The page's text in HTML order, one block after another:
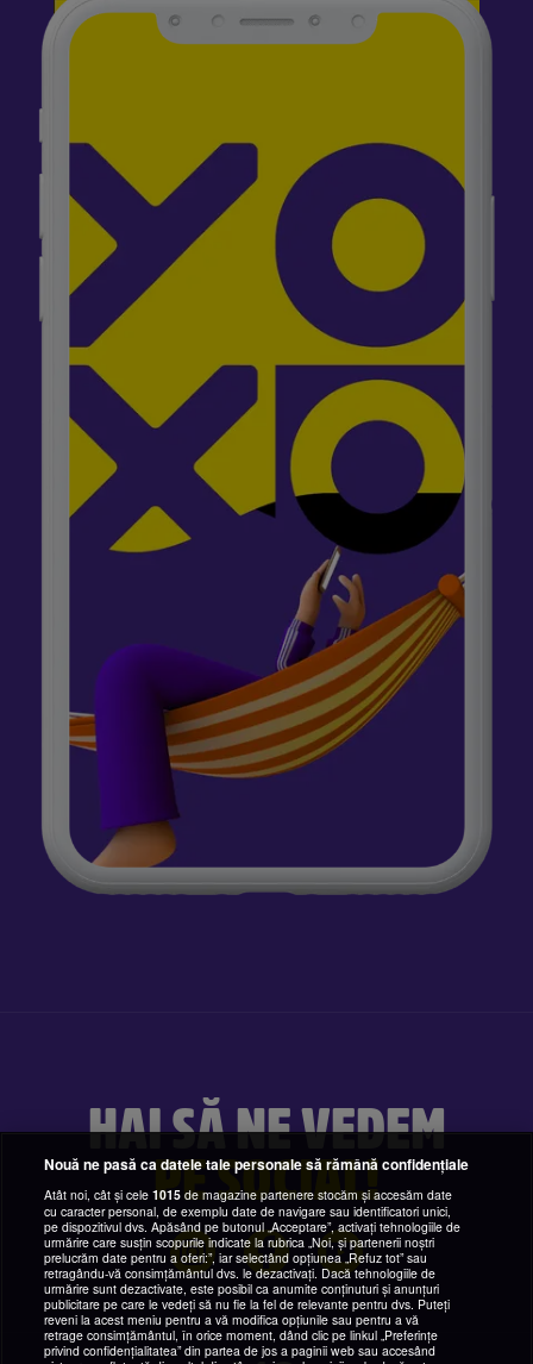
HAI SĂ NE VEDEM
PE SOCIAL!
Nouă ne pasă ca datele tale personale să rămână confidențiale
Atât noi, cât și cele1015 de magazine partenere stocăm și accesăm date
cu caracter personal, de exemplu date de navigare sau identificatori unici,
pe dispozitivul dvs. Apăsând pe butonul „Acceptare”, activați tehnologiile de
urmărire care susțin scopurile indicate la rubrica „Noi, și partenerii noștri
prelucrăm date pentru a oferi:”, iar selectând opțiunea „Refuz tot” sau
retragându-vă consimțământul dvs. le dezactivați. Dacă tehnologiile de
urmărire sunt dezactivate, este posibil ca anumite conținuturi și anunțuri
publicitare pe care le vedeți să nu fie la fel de relevante pentru dvs. Puteți
reveni la acest meniu pentru a vă modifica opțiunile sau pentru a vă
retrage consimțământul, în orice moment, dând clic pe linkul „Preferințe
privind confidențialitatea” din partea de jos a paginii web sau accesând